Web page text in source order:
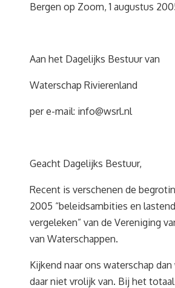
Bergen op Zoom, 1 augustus
Aan het Dagelijks Bestuur van
Waterschap Rivierenland
per e-mail: info@wsrl.nl
Geacht Dagelijks Bestuur,
Recent is verschenen de
2005 “beleidsambities en
vergeleken” van de Vereniging
van Waterschappen.
Kijkend naar ons waterschap
daar niet vrolijk van. Bij het